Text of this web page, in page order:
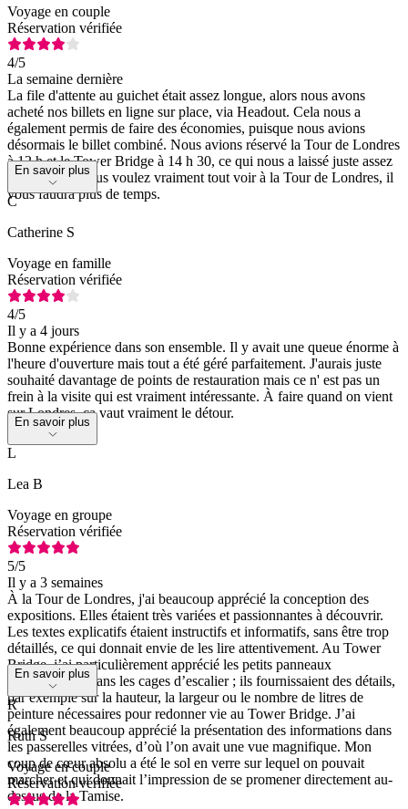
Voyage en couple
Réservation vérifiée
4/5
La semaine dernière
La file d'attente au guichet était assez longue, alors nous avons
acheté nos billets en ligne sur place, via Headout. Cela nous a
également permis de faire des économies, puisque nous avions
désormais le billet combiné. Nous avions réservé la Tour de Londres
à 12 h et le Tower Bridge à 14 h 30, ce qui nous a laissé juste assez
de temps. Si vous voulez vraiment tout voir à la Tour de Londres, il
vous faudra plus de temps.
En savoir plus
C
Catherine S
Voyage en famille
Réservation vérifiée
4/5
Il y a 4 jours
Bonne expérience dans son ensemble. Il y avait une queue énorme à
l'heure d'ouverture mais tout a été géré parfaitement. J'aurais juste
souhaité davantage de points de restauration mais ce n' est pas un
frein à la visite qui est vraiment intéressante. À faire quand on vient
sur Londres, ça vaut vraiment le détour.
En savoir plus
L
Lea B
Voyage en groupe
Réservation vérifiée
5/5
Il y a 3 semaines
À la Tour de Londres, j'ai beaucoup apprécié la conception des
expositions. Elles étaient très variées et passionnantes à découvrir.
Les textes explicatifs étaient instructifs et informatifs, sans être trop
détaillés, ce qui donnait envie de les lire attentivement. Au Tower
Bridge, j’ai particulièrement apprécié les petits panneaux
d’information dans les cages d’escalier ; ils fournissaient des détails,
par exemple sur la hauteur, la largeur ou le nombre de litres de
peinture nécessaires pour redonner vie au Tower Bridge. J’ai
également beaucoup apprécié la présentation des informations dans
les passerelles vitrées, d’où l’on avait une vue magnifique. Mon
coup de cœur absolu a été le sol en verre sur lequel on pouvait
marcher et qui donnait l’impression de se promener directement au-
dessus de la Tamise.
En savoir plus
R
Ruth S
Voyage en couple
Réservation vérifiée